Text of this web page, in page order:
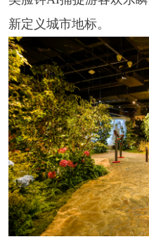
新定义城市地标。